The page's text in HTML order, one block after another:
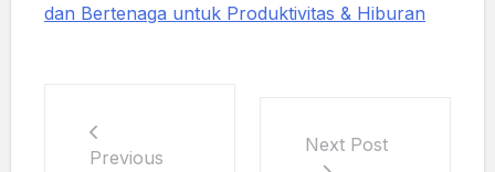
dan Bertenaga untuk Produktivitas & Hiburan
Previous
Next Post